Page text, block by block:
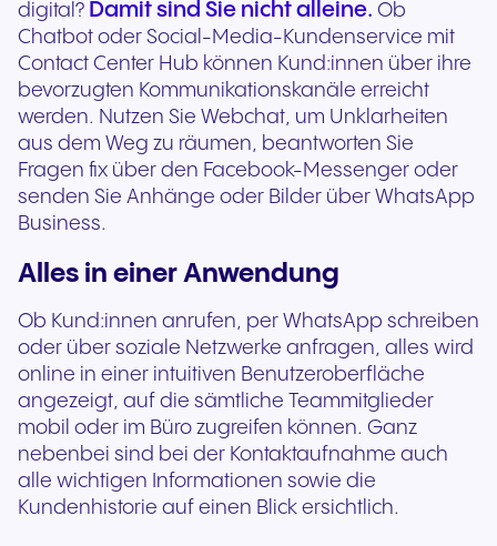
digital? Damit sind Sie nicht alleine. Ob
Chatbot oder Social-Media-Kundenservice mit
Contact Center Hub können Kund:innen über ihre
bevorzugten Kommunikationskanäle erreicht
werden. Nutzen Sie Webchat, um Unklarheiten
aus dem Weg zu räumen, beantworten Sie
Fragen fix über den Facebook-Messenger oder
senden Sie Anhänge oder Bilder über WhatsApp
Business.
Alles in einer Anwendung
Ob Kund:innen anrufen, per WhatsApp schreiben
oder über soziale Netzwerke anfragen, alles wird
online in einer intuitiven Benutzeroberfläche
angezeigt, auf die sämtliche Teammitglieder
mobil oder im Büro zugreifen können. Ganz
nebenbei sind bei der Kontaktaufnahme auch
alle wichtigen Informationen sowie die
Kundenhistorie auf einen Blick ersichtlich.